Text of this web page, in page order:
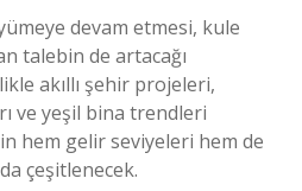
devam etmesi, kule
talebin de artacağı
akıllı şehir projeleri,
ve yeşil bina trendleri
hem gelir seviyeleri hem de
çeşitlenecek.